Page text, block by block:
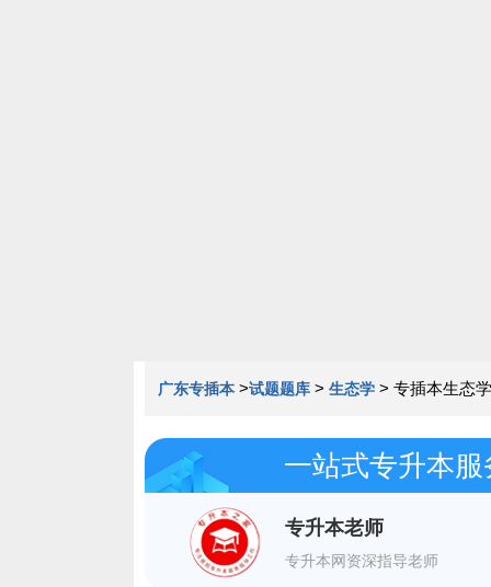
广东专插本 >试题题库 > 生态学 > 专插本生态
一站式专升本
专升本老师
专升本网资深指导老师